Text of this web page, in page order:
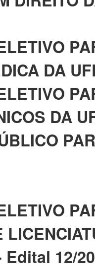
DA
DA
Edital 12/